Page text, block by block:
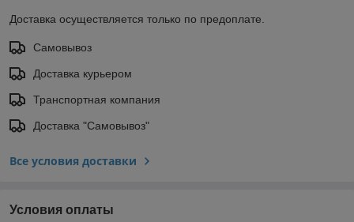
Доставка осуществляется только по предоплате.
Самовывоз
Доставка курьером
Транспортная компания
Доставка "Самовывоз"
Все условия доставки
Условия оплаты